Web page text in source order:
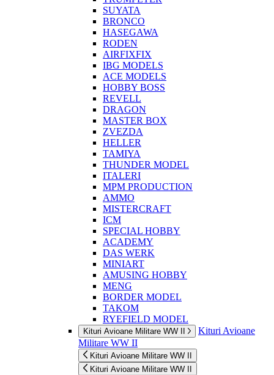
SUYATA
BRONCO
HASEGAWA
RODEN
AIRFIXFIX
IBG MODELS
ACE MODELS
HOBBY BOSS
REVELL
DRAGON
MASTER BOX
ZVEZDA
HELLER
TAMIYA
THUNDER MODEL
ITALERI
MPM PRODUCTION
AMMO
MISTERCRAFT
ICM
SPECIAL HOBBY
ACADEMY
DAS WERK
MINIART
AMUSING HOBBY
MENG
BORDER MODEL
TAKOM
RYEFIELD MODEL
Kituri Avioane Militare WW II
Kituri Avioane
Militare WW II
Kituri Avioane Militare WW II
Kituri Avioane Militare WW II